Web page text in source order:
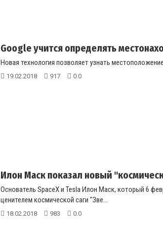
Google учится определять
Новая технология позволяет узнать
19.02.2018 917 0.0
Илон Маск показал новый
Основатель SpaceX и Tesla Илон Маск, который 6
ценителем космической саги "Зве...
18.02.2018 983 0.0